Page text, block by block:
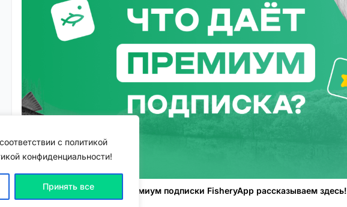
с политикой
конфиденциальности!
Принять все
Подробнее о функциях премиум подписки FisheryApp рассказываем здесь!